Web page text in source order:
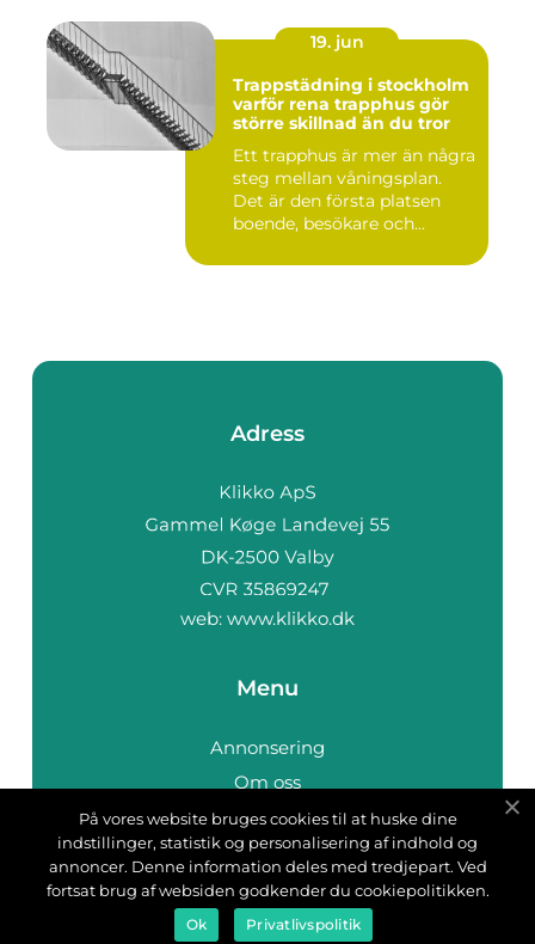
19. jun
Trappstädning i stockholm
varför rena trapphus gör
större skillnad än du tror
Ett trapphus är mer än några
steg mellan våningsplan.
Det är den första platsen
boende, besökare och...
Adress
web: www.klikko.dk
Menu
Annonsering
Om oss
Cookies
Kontakta oss
Sitemap
På vores website bruges cookies til at huske dine
indstillinger, statistik og personalisering af indhold og
annoncer. Denne information deles med tredjepart. Ved
fortsat brug af websiden godkender du cookiepolitikken.
Ok Privatlivspolitik